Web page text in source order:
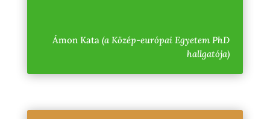
Ámon Kata (a Közép-európai Egyetem PhD
hallgatója)